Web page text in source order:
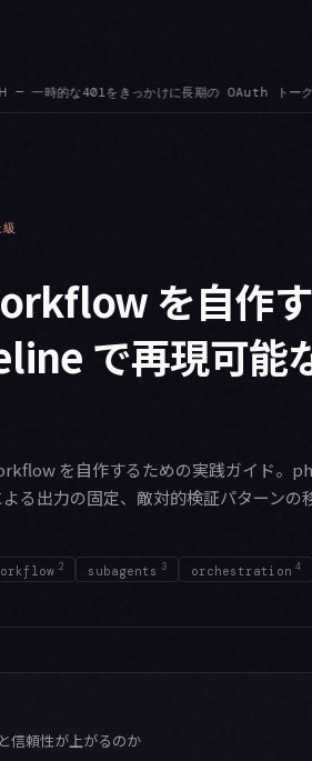
トークンへ置き換わり、ヘッドレスセッションが
級
を自作
で再現可能
を自作するための実践ガイド
る出力の固定、敵対的検証パターン
2 subagents 3 orchestration 4
信頼性が上がるのか